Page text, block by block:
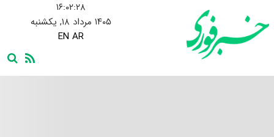
۱۶:۰۲:۲۸
۱۴۰۵ مرداد ۱۸, یکشنبه
EN AR